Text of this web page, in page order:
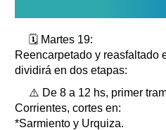
🗓️ Martes 19:
Reencarpetado y reasfaltado
dividirá en dos etapas:
⚠️ De 8 a 12 hs, primer
Corrientes, cortes en:
*Sarmiento y Urquiza.